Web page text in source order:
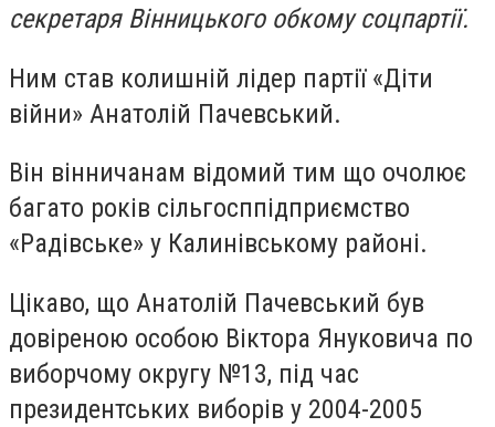
секретаря Вінницького обкому соцпартії.
Ним став колишній лідер партії «Діти
війни» Анатолій Пачевський.
Він вінничанам відомий тим що очолює
багато років сільгосппідприємство
«Радівське» у Калинівському районі.
Цікаво, що Анатолій Пачевський був
довіреною особою Віктора Януковича по
виборчому округу №13, під час
президентських виборів у 2004-2005